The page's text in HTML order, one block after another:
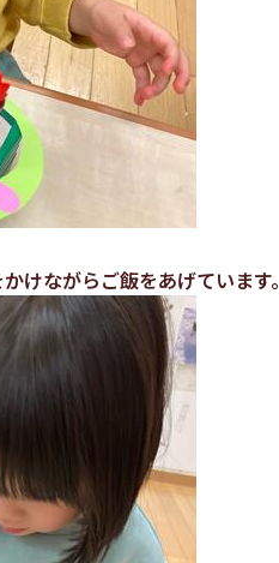
けながらご飯をあげています。